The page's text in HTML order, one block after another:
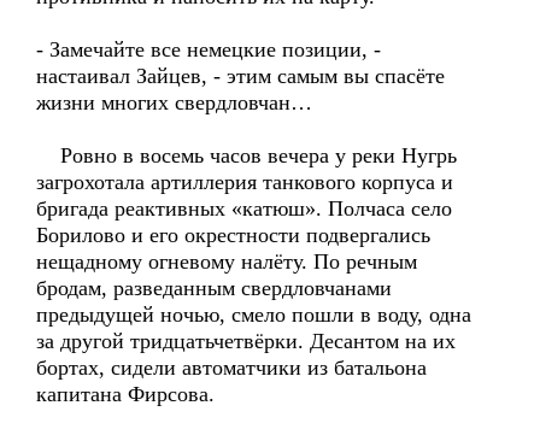
- Замечайте все немецкие позиции, -
настаивал Зайцев, - этим самым вы спасёте
жизни многих свердловчан…
Ровно в восемь часов вечера у реки Нугрь
загрохотала артиллерия танкового корпуса и
бригада реактивных «катюш». Полчаса село
Борилово и его окрестности подвергались
нещадному огневому налёту. По речным
бродам, разведанным свердловчанами
предыдущей ночью, смело пошли в воду, одна
за другой тридцатьчетвёрки. Десантом на их
бортах, сидели автоматчики из батальона
капитана Фирсова.